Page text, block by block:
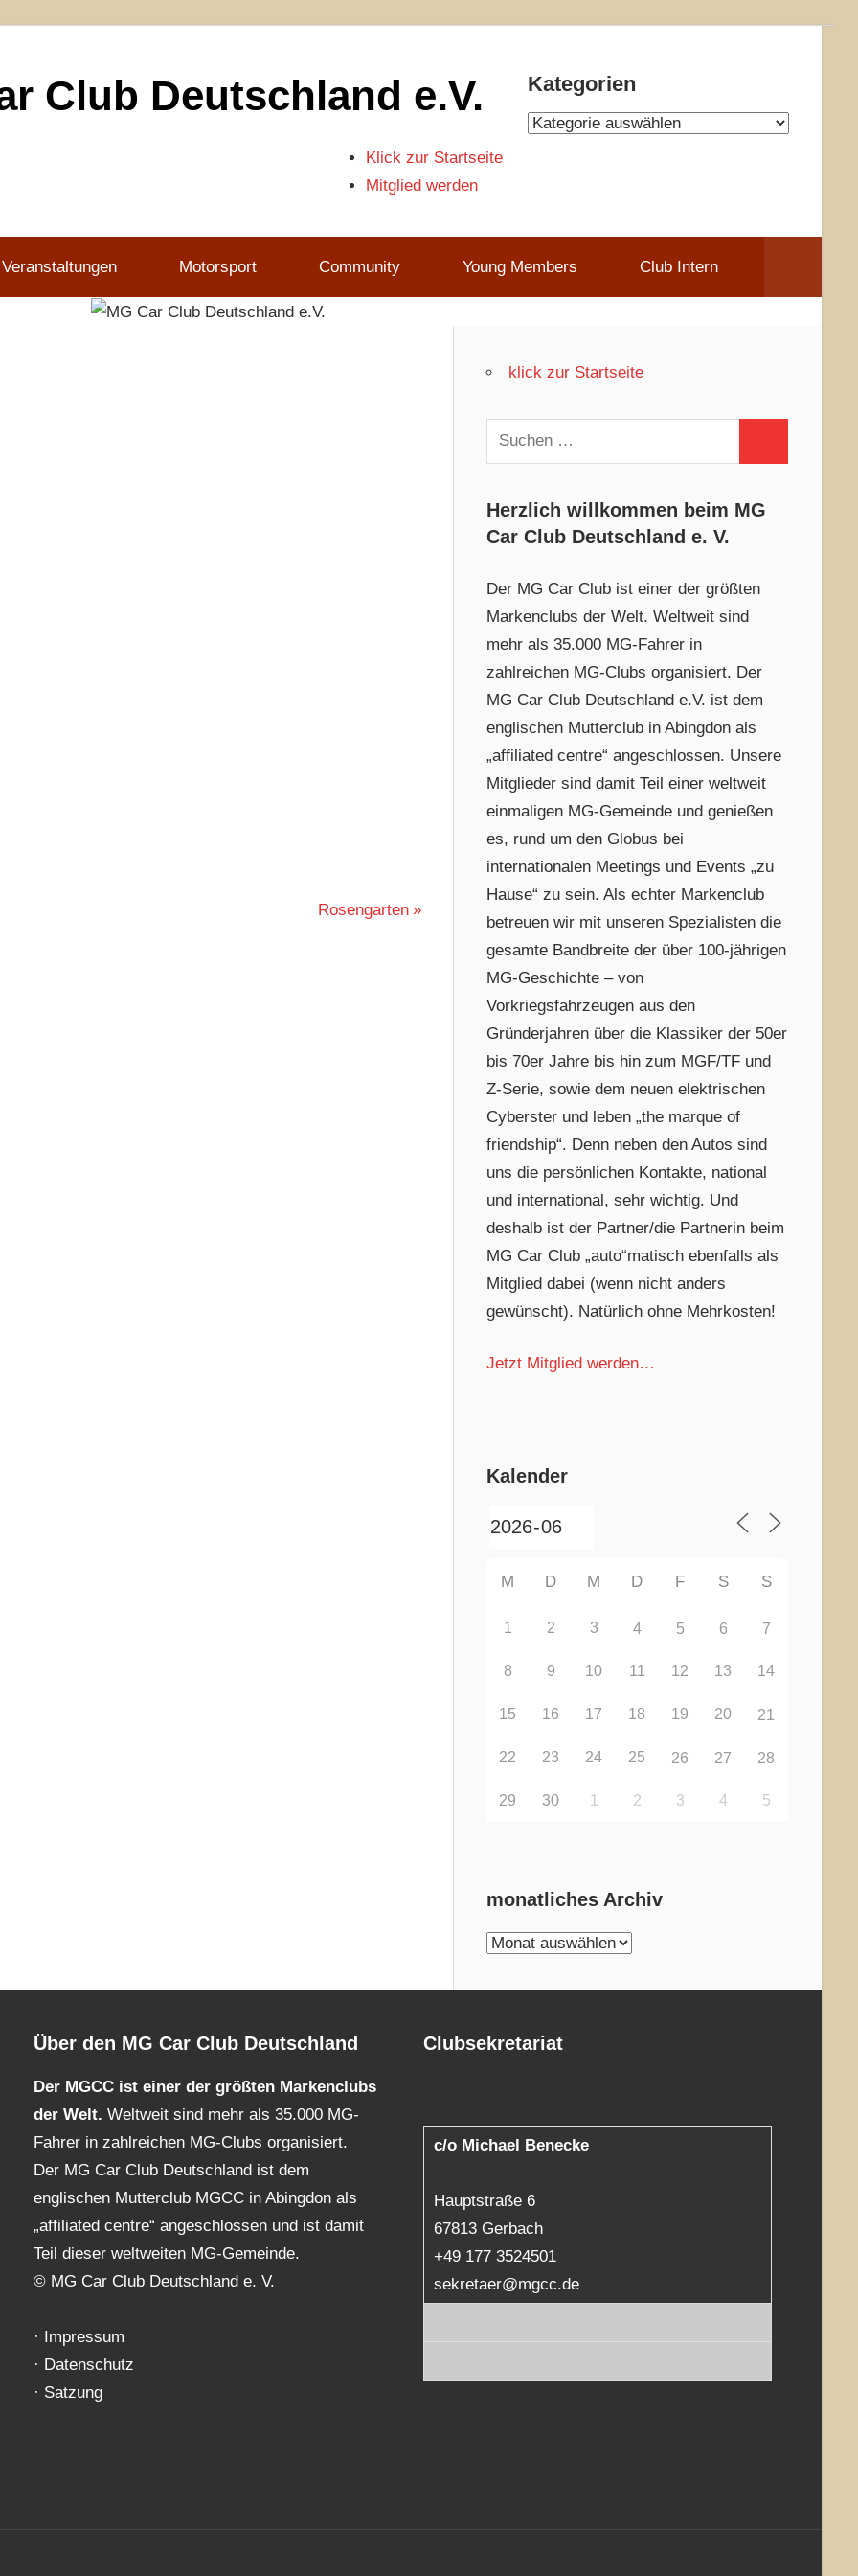
Club Deutschland e.V. Kategorien
Kategorien
Klick zur Startseite
Mitglied werden
Motorsport Community Young Members Club Intern
Nächster
Rosengarten
klick zur Startseite
Suchen
nach:
Herzlich willkommen beim MG
Car Club Deutschland e. V.
Der MG Car Club ist einer der größten
Markenclubs der Welt. Weltweit sind
mehr als 35.000 MG-Fahrer in
zahlreichen MG-Clubs organisiert. Der
MG Car Club Deutschland e.V. ist dem
englischen Mutterclub in Abingdon als
„affiliated centre“ angeschlossen. Unsere
Mitglieder sind damit Teil einer weltweit
einmaligen MG-Gemeinde und genießen
es, rund um den Globus bei
internationalen Meetings und Events „zu
Hause“ zu sein. Als echter Markenclub
betreuen wir mit unseren Spezialisten die
gesamte Bandbreite der über 100-jährigen
MG-Geschichte – von
Vorkriegsfahrzeugen aus den
Gründerjahren über die Klassiker der 50er
bis 70er Jahre bis hin zum MGF/TF und
Z-Serie, sowie dem neuen elektrischen
Cyberster und leben „the marque of
friendship“. Denn neben den Autos sind
uns die persönlichen Kontakte, national
und international, sehr wichtig. Und
deshalb ist der Partner/die Partnerin beim
MG Car Club „auto“matisch ebenfalls als
Mitglied dabei (wenn nicht anders
gewünscht). Natürlich ohne Mehrkosten!
Jetzt Mitglied werden…
Kalender
M D M D F S S
1 2 3 4 5 6 7
8 9 10 11 12 13 14
15 16 17 18 19 20 21
22 23 24 25 26 27 28
29 30 1 2 3 4 5
monatliches Archiv
monatliches
Über den MG Car Club Deutschland
Der MGCC ist einer der größten Markenclubs
der Welt.Weltweit sind mehr als 35.000 MG-
Fahrer in zahlreichen MG-Clubs organisiert.
Der MG Car Club Deutschland ist dem
englischen Mutterclub MGCC in Abingdon als
„affiliated centre“ angeschlossen und ist damit
Teil dieser weltweiten MG-Gemeinde.
© MG Car Club Deutschland e. V.
· Impressum
· Datenschutz
· Satzung
Clubsekretariat
c/o Michael Benecke
Hauptstraße 6
67813 Gerbach
+49 177 3524501
sekretaer@mgcc.de